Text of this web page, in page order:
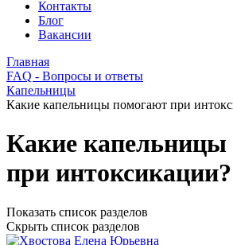
Контакты
Блог
Вакансии
Главная
FAQ - Вопросы и ответы
Капельницы
Какие капельницы помогают при
Какие
при интоксикации?
Показать список разделов
Скрыть список разделов